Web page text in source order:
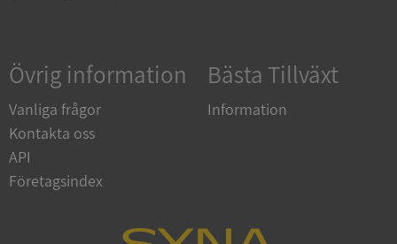
Övrig information
Vanliga frågor
Kontakta oss
API
Företagsindex
Bästa Tillväxt
Information